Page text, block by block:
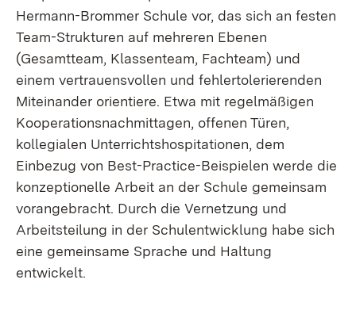
Hermann-Brommer Schule vor, das sich an festen
Team-Strukturen auf mehreren Ebenen
(Gesamtteam, Klassenteam, Fachteam) und
einem vertrauensvollen und fehlertolerierenden
Miteinander orientiere. Etwa mit regelmäßigen
Kooperationsnachmittagen, offenen Türen,
kollegialen Unterrichtshospitationen, dem
Einbezug von Best-Practice-Beispielen werde die
konzeptionelle Arbeit an der Schule gemeinsam
vorangebracht. Durch die Vernetzung und
Arbeitsteilung in der Schulentwicklung habe sich
eine gemeinsame Sprache und Haltung
entwickelt.